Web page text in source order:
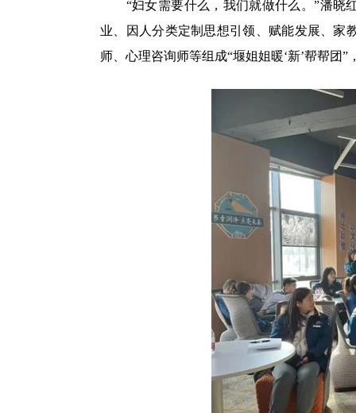
“妇女需要什么，我们就做什么。”潘晓红
业、因人分类定制思想引领、赋能发展、家
师、心理咨询师等组成“堰姐姐暖‘新’帮帮团